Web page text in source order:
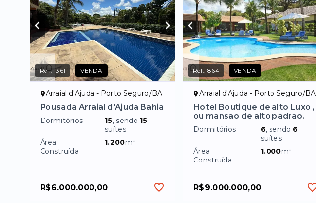
Ref.:1361 VENDA
Arraial d'Ajuda - Porto Seguro/BA
Pousada Arraial d'Ajuda Bahia
Dormitórios 15, sendo 15
suítes
Área
Construída
1.200m²
R$6.000.000,00
Ref.:864 VENDA
Arraial d'Ajuda - Porto Seguro/BA
Hotel Boutique de alto Luxo ,
ou mansão de alto padrão.
Dormitórios 6, sendo 6
suítes
Área
Construída
1.000m²
R$9.000.000,00